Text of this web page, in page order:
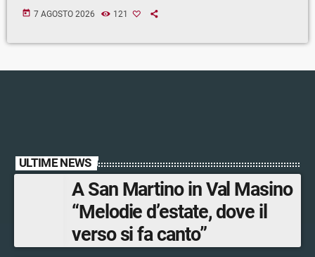
today 7 AGOSTO 2026 121
ULTIME NEWS
A San Martino in Val Masino
“Melodie d’estate, dove il
verso si fa canto”